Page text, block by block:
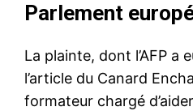
Parlement
La plainte, dont l’AFP a
l’article du Canard
formateur chargé